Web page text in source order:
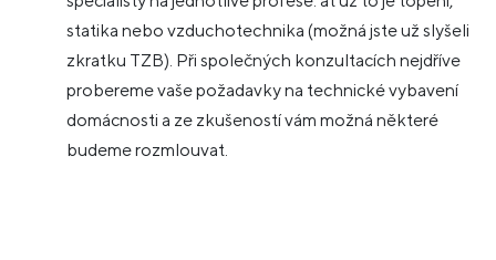
statika nebo vzduchotechnika (možná jste už slyšeli
zkratku TZB). Při společných konzultacích nejdříve
probereme vaše požadavky na technické vybavení
domácnosti a ze zkušeností vám možná některé
budeme rozmlouvat.